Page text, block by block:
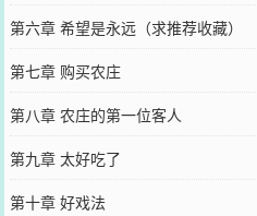
第六章 希望是永远（求推荐收藏）
第七章 购买农庄
第八章 农庄的第一位客人
第九章 太好吃了
第十章 好戏法